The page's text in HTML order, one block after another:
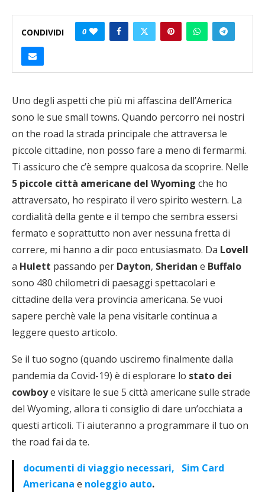
CONDIVIDI 0
Uno degli aspetti che più mi affascina dell’America
sono le sue small towns. Quando percorro nei nostri
on the road la strada principale che attraversa le
piccole cittadine, non posso fare a meno di fermarmi.
Ti assicuro che c’è sempre qualcosa da scoprire. Nelle
5 piccole città americane del Wyoming che ho
attraversato, ho respirato il vero spirito western. La
cordialità della gente e il tempo che sembra essersi
fermato e soprattutto non aver nessuna fretta di
correre, mi hanno a dir poco entusiasmato. Da Lovell
a Hulett passando per Dayton, Sheridan e Buffalo
sono 480 chilometri di paesaggi spettacolari e
cittadine della vera provincia americana. Se vuoi
sapere perchè vale la pena visitarle continua a
leggere questo articolo.
Se il tuo sogno (quando usciremo finalmente dalla
pandemia da Covid-19) è di esplorare lo stato dei
cowboye visitare le sue 5 città americane sulle strade
del Wyoming, allora ti consiglio di dare un’occhiata a
questi articoli. Ti aiuteranno a programmare il tuo on
the road fai da te.
documenti di viaggio necessari,
Sim Card
Americana e noleggio auto.